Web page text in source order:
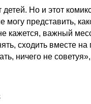
Но и этот
представить,
кажется, важный
сходить вместе
ничего не